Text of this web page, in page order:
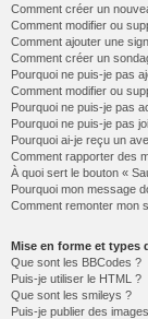
Comment créer un
Comment modifier ou
Comment ajouter une
Comment créer un
Pourquoi ne puis-je pas
Comment modifier ou
Pourquoi ne puis-je pas
Pourquoi ne puis-je pas
Pourquoi ai-je reçu un
Comment rapporter des
À quoi sert le bouton «
Pourquoi mon message
Comment remonter mon
Mise en forme et types
Que sont les BBCodes ?
Puis-je utiliser le HTML ?
Que sont les smileys ?
Puis-je publier des